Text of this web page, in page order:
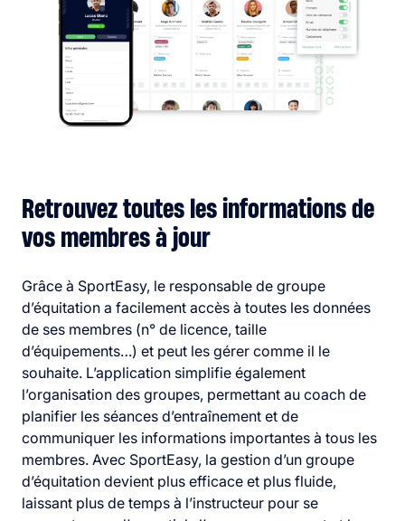
Retrouvez toutes les informations de
vos membres à jour
Grâce à SportEasy, le responsable de groupe
d’équitation a facilement accès à toutes les données
de ses membres (n° de licence, taille
d’équipements…) et peut les gérer comme il le
souhaite. L’application simplifie également
l’organisation des groupes, permettant au coach de
planifier les séances d’entraînement et de
communiquer les informations importantes à tous les
membres. Avec SportEasy, la gestion d’un groupe
d’équitation devient plus efficace et plus fluide,
laissant plus de temps à l’instructeur pour se